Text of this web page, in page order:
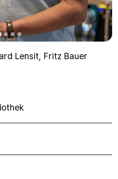
Lensit, Fritz Bauer